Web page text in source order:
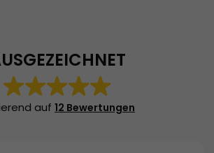
auf 12 Bewertungen